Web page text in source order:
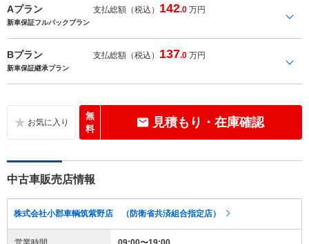
Aプラン 支払総額（税込） 142.0 万円
新車保証フルパックプラン
Bプラン 支払総額（税込） 137.0 万円
新車保証継承プラン
無
料
見積もり・在庫確認
中古車販売店情報
株式会社小郡車輌筑紫野店 （防衛省共済組合指定店）